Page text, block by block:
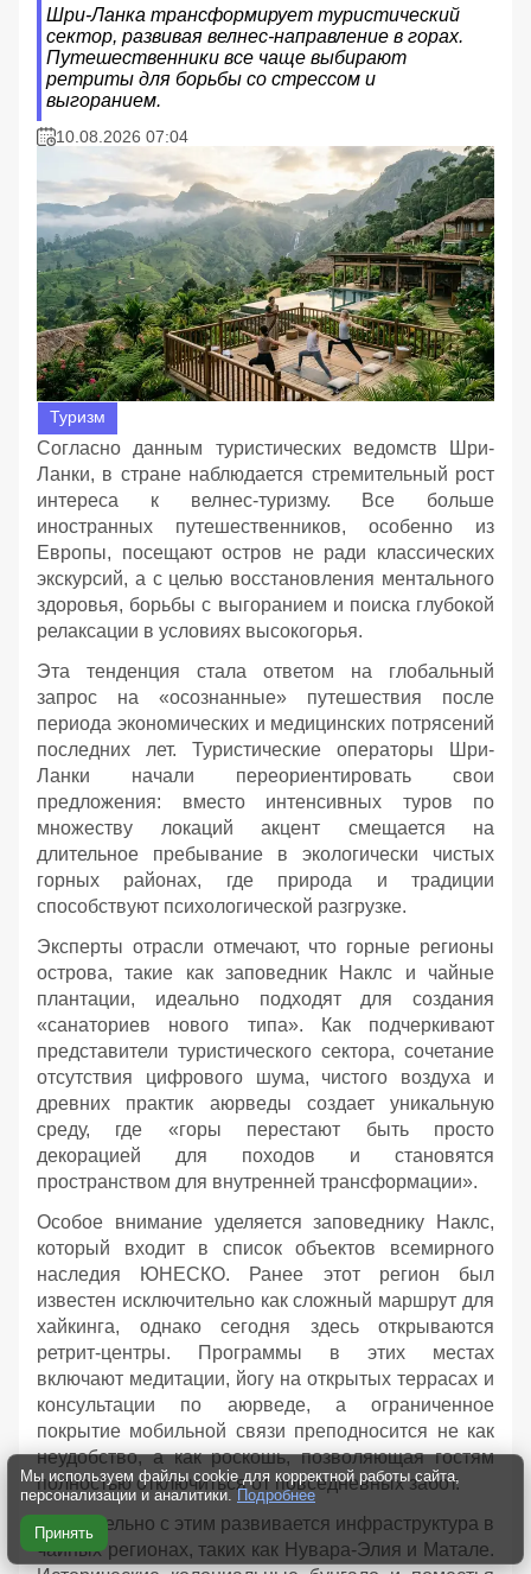
Шри-Ланка трансформирует туристический
сектор, развивая велнес-направление в горах.
Путешественники все чаще выбирают
ретриты для борьбы со стрессом и
выгоранием.
10.08.2026 07:04
Туризм
Согласно данным туристических ведомств Шри-
Ланки, в стране наблюдается стремительный рост
интереса к велнес-туризму. Все больше
иностранных путешественников, особенно из
Европы, посещают остров не ради классических
экскурсий, а с целью восстановления ментального
здоровья, борьбы с выгоранием и поиска глубокой
релаксации в условиях высокогорья.
Эта тенденция стала ответом на глобальный
запрос на «осознанные» путешествия после
периода экономических и медицинских потрясений
последних лет. Туристические операторы Шри-
Ланки начали переориентировать свои
предложения: вместо интенсивных туров по
множеству локаций акцент смещается на
длительное пребывание в экологически чистых
горных районах, где природа и традиции
способствуют психологической разгрузке.
Эксперты отрасли отмечают, что горные регионы
острова, такие как заповедник Наклс и чайные
плантации, идеально подходят для создания
«санаториев нового типа». Как подчеркивают
представители туристического сектора, сочетание
отсутствия цифрового шума, чистого воздуха и
древних практик аюрведы создает уникальную
среду, где «горы перестают быть просто
декорацией для походов и становятся
пространством для внутренней трансформации».
Особое внимание уделяется заповеднику Наклс,
который входит в список объектов всемирного
наследия ЮНЕСКО. Ранее этот регион был
известен исключительно как сложный маршрут для
хайкинга, однако сегодня здесь открываются
ретрит-центры. Программы в этих местах
включают медитации, йогу на открытых террасах и
консультации по аюрведе, а ограниченное
покрытие мобильной связи преподносится не как
неудобство, а как роскошь, позволяющая гостям
полностью отключиться от повседневных забот.
Параллельно с этим развивается инфраструктура в
чайных регионах, таких как Нувара-Элия и Матале.
Мы используем файлы cookie для корректной работы сайта,
персонализации и аналитики. Подробнее
Принять